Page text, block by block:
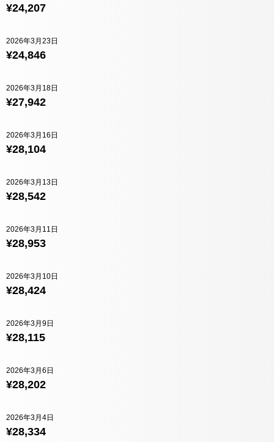
¥24,207
¥24,846
2026年3月23日
¥27,942
2026年3月18日
¥28,104
2026年3月16日
¥28,542
2026年3月13日
¥28,953
2026年3月11日
¥28,424
2026年3月10日
¥28,115
2026年3月9日
¥28,202
2026年3月6日
¥28,334
2026年3月4日